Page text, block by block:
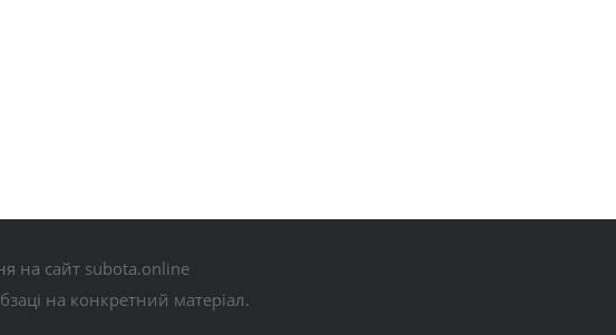
на сайт subota.online
на конкретний матеріал.